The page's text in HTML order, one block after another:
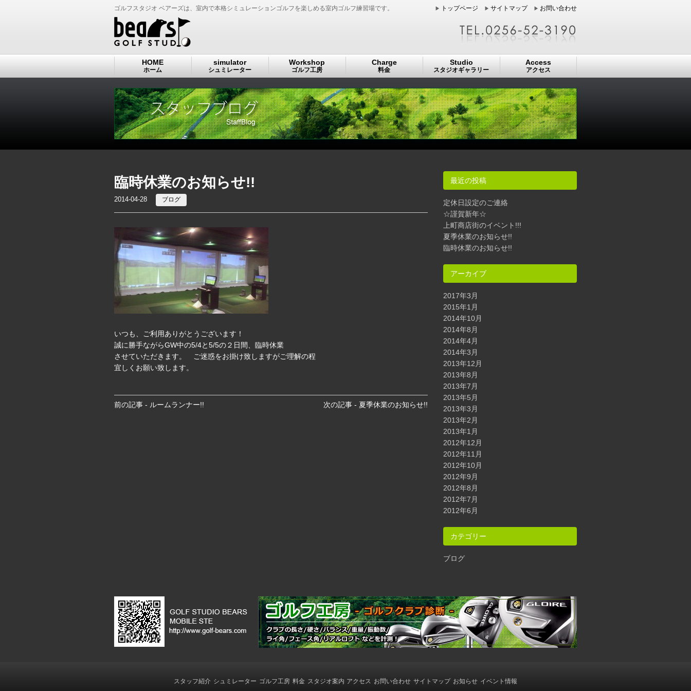
ゴルフスタジオ ベアーズは、室内で本格シミュレーションゴルフを楽しめる室内ゴルフ練習場です。 トップページ サイトマップ お問い合わせ
HOME
ホーム
simulator
シュミレーター
Workshop
ゴルフ工房
Charge
料金
Studio
スタジオギャラリー
Access
アクセス
臨時休業のお知らせ!!
2014-04-28 ブログ
いつも、ご利用ありがとうございます！
誠に勝手ながらGW中の5/4と5/5の２日間、臨時休業
させていただきます。 ご迷惑をお掛け致しますがご理解の程
宜しくお願い致します。
前
前の記事 - ルームランナー!! 次の記事 - 夏季休業のお知らせ!!
最近の投稿
定休日設定のご連絡
☆謹賀新年☆
上町商店街のイベント!!!
夏季休業のお知らせ!!
臨時休業のお知らせ!!
アーカイブ
2017年3月
2015年1月
2014年10月
2014年8月
2014年4月
2014年3月
2013年12月
2013年8月
2013年7月
2013年5月
2013年3月
2013年2月
2013年1月
2012年12月
2012年11月
2012年10月
2012年9月
2012年8月
2012年7月
2012年6月
カテゴリー
ブログ
スタッフ紹介 シュミレーター ゴルフ工房 料金 スタジオ案内 アクセス お問い合わせ サイトマップ お知らせ イベント情報